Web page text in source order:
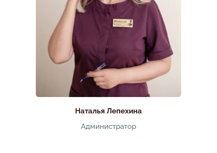
Наталья Лепехина
Администратор